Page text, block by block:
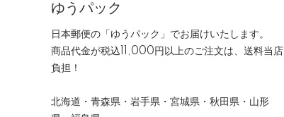
ゆうパック
日本郵便の「ゆうパック」でお届けいたします。
商品代金が税込11,000円以上のご注文は、送料当店
負担！
北海道・青森県・岩手県・宮城県・秋田県・山形